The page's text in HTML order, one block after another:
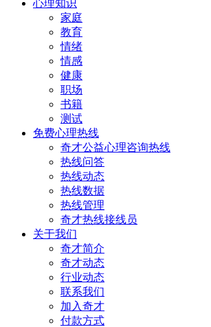
心理知识
家庭
教育
情绪
情感
健康
职场
书籍
测试
免费心理热线
奇才公益心理咨询热线
热线问答
热线动态
热线数据
热线管理
奇才热线接线员
关于我们
奇才简介
奇才动态
行业动态
联系我们
加入奇才
付款方式